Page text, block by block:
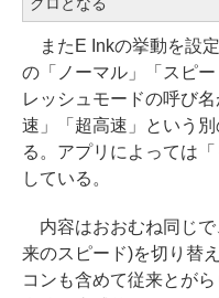
またE Inkの挙動を設
の「ノーマル」「スピ
レッシュモードの呼び
速」「超高速」という
る。アプリによっては
している。
内容はおおむね同じで
来のスピード)を切り替
コンも含めて従来とが